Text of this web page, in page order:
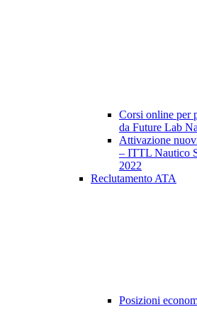
Corsi online per
da Future Lab
Attivazione
– ITTL Nautico
2022
Reclutamento ATA
Posizioni